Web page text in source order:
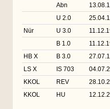
Abn
U 2.0
Nür
U 3.0
B 1.0
HB X
B 3.0
LS X
IS 703
KKOL
REV
KKOL
HU